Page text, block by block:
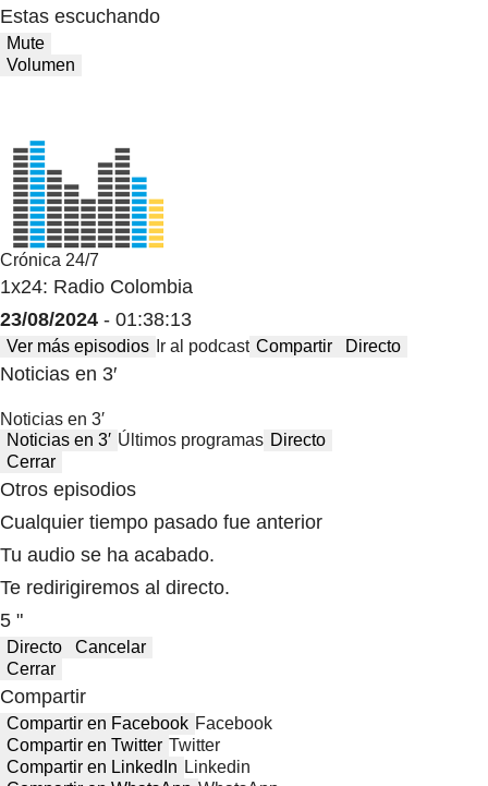
Estas escuchando
Mute
Volumen
Crónica 24/7
1x24: Radio Colombia
23/08/2024 - 01:38:13
Ver más episodios Ir al podcast Compartir Directo
Noticias en 3′
Noticias en 3′
Noticias en 3′ Últimos programas Directo
Cerrar
Otros episodios
Cualquier tiempo pasado fue anterior
Tu audio se ha acabado.
Te redirigiremos al directo.
5 "
Directo
Cancelar
Cerrar
Compartir
Compartir en Facebook Facebook
Compartir en Twitter Twitter
Compartir en LinkedIn Linkedin